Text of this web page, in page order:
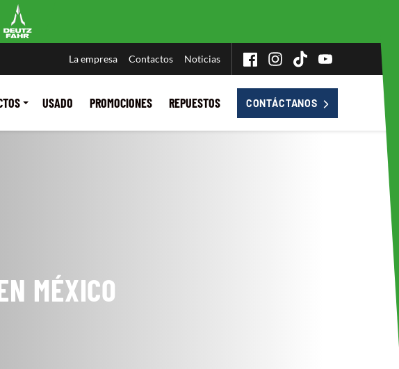
La empresa Contactos Noticias
USADO PROMOCIONES REPUESTOS CONTÁCTANOS
MÉXICO